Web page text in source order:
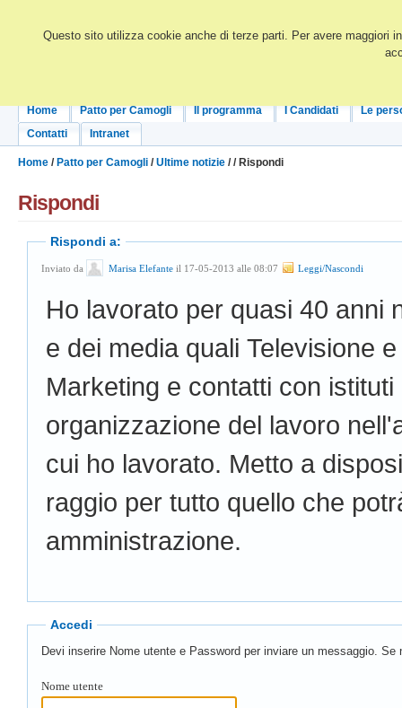
Questo sito utilizza cookie anche di terze parti. Per avere maggiori
Home Patto per Camogli Il programma I Candidati
Le
Contatti
Intranet
Home / Patto per Camogli /Ultime notizie // Rispondi
Rispondi
Rispondi a:
Inviato da Marisa Elefante il 17-05-2013 alle 08:07 Leggi/Nascondi
Ho lavorato per quasi 40 anni
e dei media quali Televisione
Marketing e contatti con
organizzazione del lavoro
cui ho lavorato. Metto a
raggio per tutto quello che
amministrazione.
Accedi
Devi inserire Nome utente e Password per inviare un messaggio.
Nome utente